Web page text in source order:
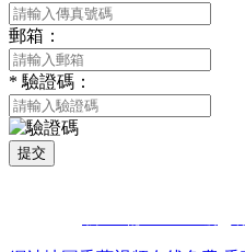
郵箱：
* 驗證碼：
提交